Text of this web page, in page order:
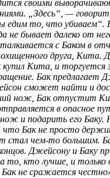
своими
„Здесь“, — говорит
едим то, что убиваем“.
не бывает далеко от
с Баком в
друга, Кита.
Кита, и торгуется
Бак предлагает
сможет найти и
нож, Бак отпустит
в опасное
и подарить его Баку.
что Бак не просто
стал чем-то большим.
Джейсону и Баку
то, кто лучше, и
не сражается